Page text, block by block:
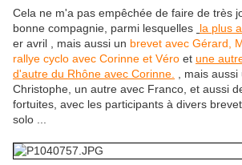
Cela ne m'a pas empêchée de faire de très
bonne compagnie, parmi lesquelles la plus
er avril , mais aussi un brevet avec Gérard,
rallye cyclo avec Corinne et Véro et une
d'autre du Rhône avec Corinne.
, mais
Christophe, un autre avec Franco, et aussi
fortuites, avec les participants à divers
solo ...